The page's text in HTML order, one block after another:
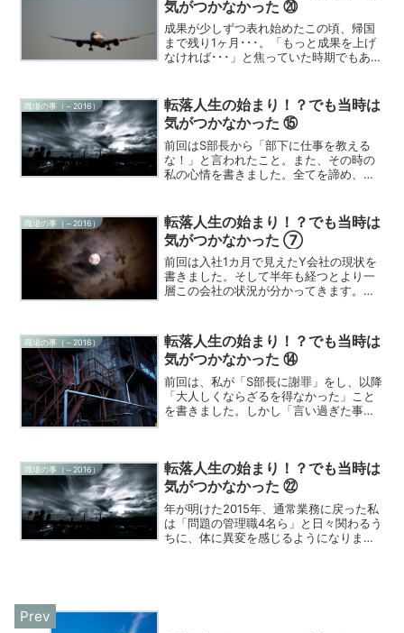
気がつかなかった ⑳
成果が少しずつ表れ始めたこの頃、帰国
まで残り1ヶ月･･･。「もっと成果を上げ
なければ･･･」と焦っていた時期でもあり
るようになり、初期メンバーの教え子た
ちも「大事なポイ...
職場の事（～2016）
転落人生の始まり！？でも当時は
気がつかなかった ⑮
前回はS部長から「部下に仕事を教える
な！」と言われたこと。また、その時の
私の心情を書きました。全てを諦め、や
年が経ちました。何も進歩のない5年…。
5年もあれば色んな事...
職場の事（～2016）
転落人生の始まり！？でも当時は
気がつかなかった ⑦
前回は入社1カ月で見えたY会社の現状を
書きました。そして半年も経つとより一
層この会社の状況が分かってきます。新
だと気づかされます。今回は現場を狂わ
す管理職たちの異常性につ...
職場の事（～2016）
転落人生の始まり！？でも当時は
気がつかなかった ⑭
前回は、私が「S部長に謝罪」をし、以降
「大人しくならざるを得なかった」こと
を書きました。しかし「言い過ぎた事」
んが、正直もう疲れてい...
職場の事（～2016）
転落人生の始まり！？でも当時は
気がつかなかった ㉒
年が明けた2015年、通常業務に戻った私
は「問題の管理職4名ら」と日々関わるう
ちに、体に異変を感じるようになりまし